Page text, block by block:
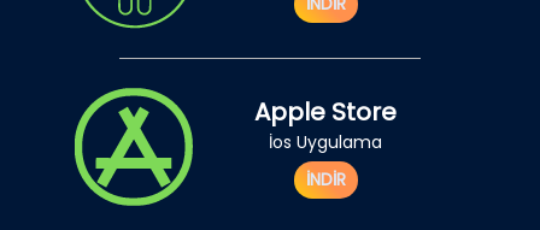
Apple Store
İos Uygulama
İNDİR